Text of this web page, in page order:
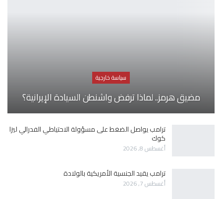
سياسة خارجية
مضيق هرمز.. لماذا ترفض واشنطن السيادة الإيرانية؟
ترامب يواصل الضغط على مسؤولة الاحتياطي الفدرالي ليزا
كوك
أغسطس 8, 2026
ترامب يقيد الجنسية الأمريكية بالولادة
أغسطس 7, 2026